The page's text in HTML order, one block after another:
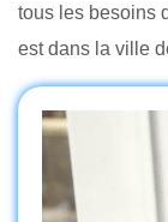
tous les besoins
est dans la ville